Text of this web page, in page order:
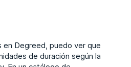
en Degreed, puedo ver que
de duración según la